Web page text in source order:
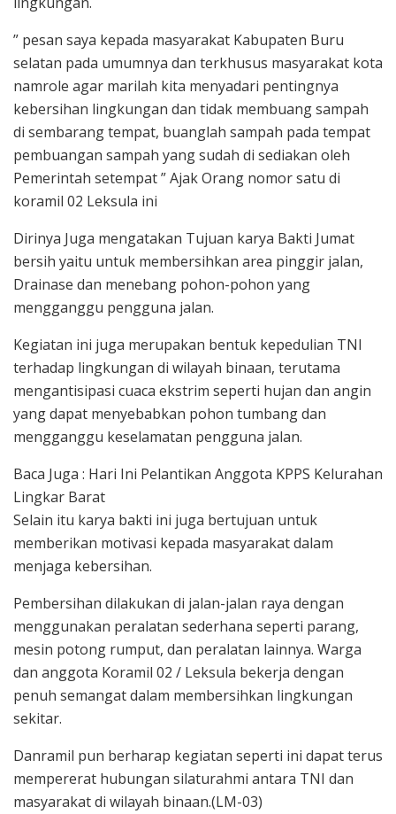
” pesan saya kepada masyarakat Kabupaten Buru
selatan pada umumnya dan terkhusus masyarakat kota
namrole agar marilah kita menyadari pentingnya
kebersihan lingkungan dan tidak membuang sampah
di sembarang tempat, buanglah sampah pada tempat
pembuangan sampah yang sudah di sediakan oleh
Pemerintah setempat ” Ajak Orang nomor satu di
koramil 02 Leksula ini
Dirinya Juga mengatakan Tujuan karya Bakti Jumat
bersih yaitu untuk membersihkan area pinggir jalan,
Drainase dan menebang pohon-pohon yang
mengganggu pengguna jalan.
Kegiatan ini juga merupakan bentuk kepedulian TNI
terhadap lingkungan di wilayah binaan, terutama
mengantisipasi cuaca ekstrim seperti hujan dan angin
yang dapat menyebabkan pohon tumbang dan
mengganggu keselamatan pengguna jalan.
Baca Juga : Hari Ini Pelantikan Anggota KPPS Kelurahan
Lingkar Barat
Selain itu karya bakti ini juga bertujuan untuk
memberikan motivasi kepada masyarakat dalam
menjaga kebersihan.
Pembersihan dilakukan di jalan-jalan raya dengan
menggunakan peralatan sederhana seperti parang,
mesin potong rumput, dan peralatan lainnya. Warga
dan anggota Koramil 02 / Leksula bekerja dengan
penuh semangat dalam membersihkan lingkungan
sekitar.
Danramil pun berharap kegiatan seperti ini dapat terus
mempererat hubungan silaturahmi antara TNI dan
masyarakat di wilayah binaan.(LM-03)